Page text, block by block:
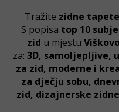
Tražite zidne tapete
S popisa top 10
zid u mjestu
za: 3D, samoljepljive,
za zid, moderne i
za dječju sobu,
zid, dizajnerske